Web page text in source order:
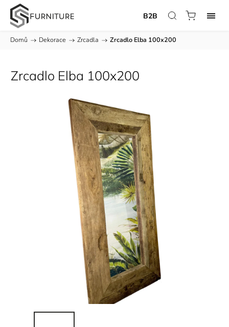
B2B
Domů / Dekorace / Zrcadla / Zrcadlo Elba 100x200
Zrcadlo Elba 100x200